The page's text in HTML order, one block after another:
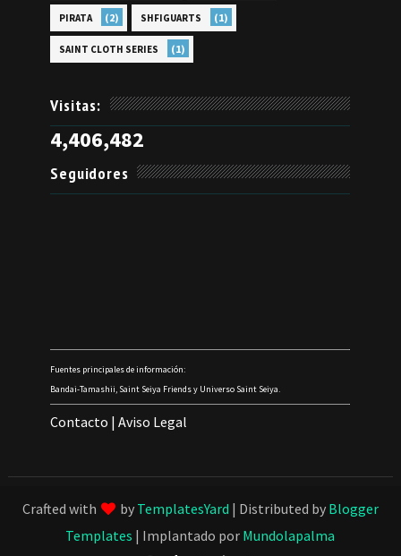
PIRATA (2) SHFIGUARTS (1)
SAINT CLOTH SERIES (1)
Visitas:
4,406,482
Seguidores
Fuentes principales de información:
Bandai-Tamashii, Saint Seiya Friends y Universo Saint Seiya.
Contacto |Aviso Legal
Crafted with by TemplatesYard | Distributed by Blogger
Templates | Implantado por Mundolapalma